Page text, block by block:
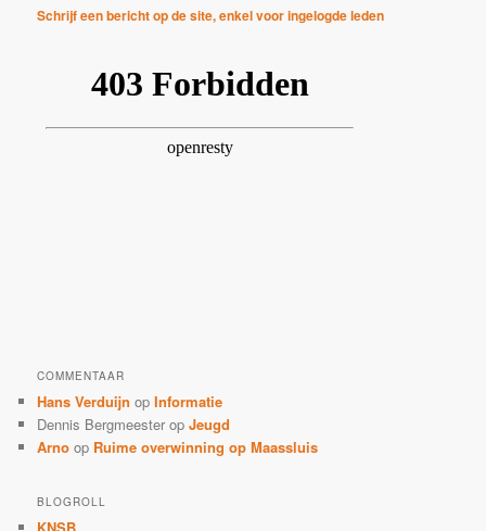
Schrijf een bericht op de site, enkel voor ingelogde leden
COMMENTAAR
Hans Verduijn opInformatie
Dennis Bergmeester opJeugd
Arno op Ruime overwinning op Maassluis
BLOGROLL
KNSB